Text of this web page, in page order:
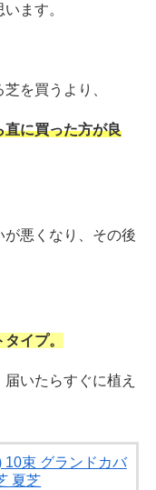
ます。
を買うより、
直に買った方が良
悪くなり、その後
イプ。
いたらすぐに植え
10束 グランドカバ
夏芝